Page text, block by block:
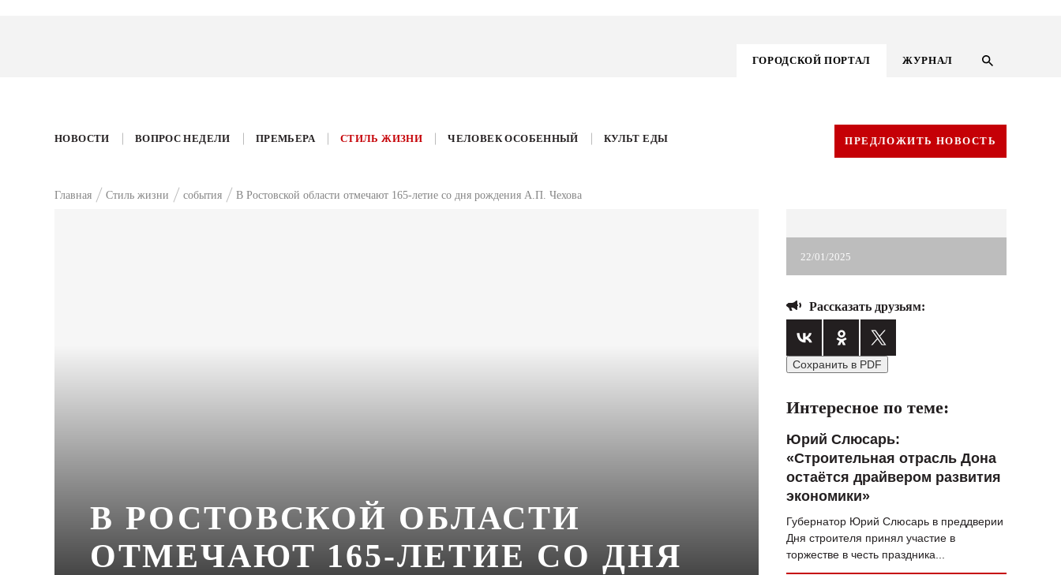
ГОРОДСКОЙ ПОРТАЛ ЖУРНАЛ
ГОРОДСКОЙ ПОРТАЛ
СТИЛЬ ЖИЗНИ
ЧЕЛОВЕК ОСОБЕННЫЙ
КУЛЬТ ЕДЫ
НОВОСТИ ВОПРОС НЕДЕЛИ ПРЕМЬЕРА СТИЛЬ ЖИЗНИ ЧЕЛОВЕК ОСОБЕННЫЙ КУЛЬТ ЕДЫ ПРЕДЛОЖИТЬ НОВОСТЬ
Главная Стиль жизни события В Ростовской области отмечают 165-летие со дня рождения А.П. Чехова
В РОСТОВСКОЙ ОБЛАСТИ
ОТМЕЧАЮТ 165-ЛЕТИЕ СО ДНЯ
22/01/2025
Рассказать друзьям:
Сохранить в PDF
Интересное по теме:
Юрий Слюсарь:
«Строительная отрасль Дона
остаётся драйвером развития
экономики»
Губернатор Юрий Слюсарь в преддверии
Дня строителя принял участие в
торжестве в честь праздника...